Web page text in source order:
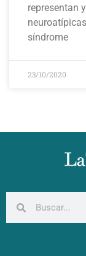
representan
síndrome
23/10/2020